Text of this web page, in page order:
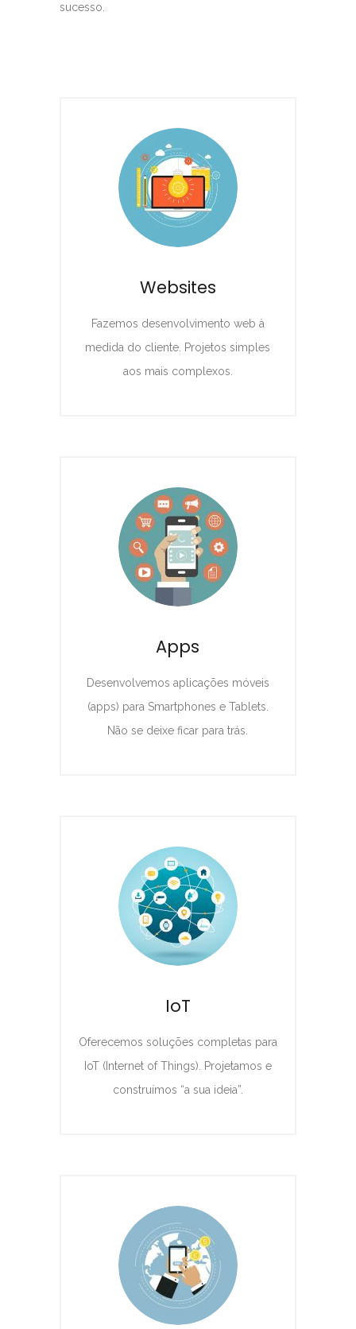
sucesso.
Websites
Fazemos desenvolvimento web à
medida do cliente. Projetos simples
aos mais complexos.
Apps
Desenvolvemos aplicações móveis
(apps) para Smartphones e Tablets.
Não se deixe ficar para trás.
IoT
Oferecemos soluções completas para
IoT (Internet of Things). Projetamos e
construímos “a sua ideia”.